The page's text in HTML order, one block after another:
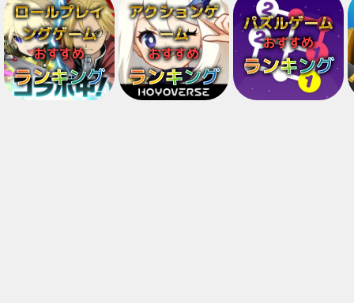
ロールプレイ
ングゲーム
おすすめ
ランキング
アクションゲ
ーム
おすすめ
ランキング
パズルゲーム
おすすめ
ランキング